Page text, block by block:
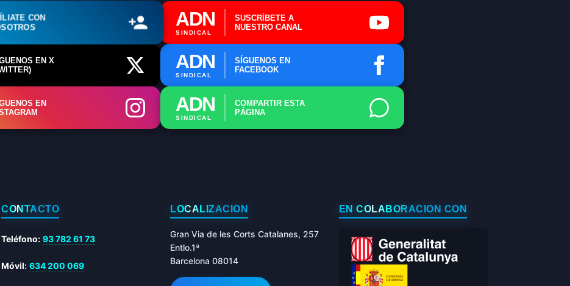
CON
ADN
SINDICAL
SUSCRÍBETE A
NUESTRO CANAL
EN X
ADN
SINDICAL
SÍGUENOS EN
FACEBOOK
EN
ADN
SINDICAL
COMPARTIR ESTA
PÁGINA
CONTACTO
Teléfono: 93 782 61 73
Móvil: 634 200 069
LOCALIZACIÓN
Gran Via de les Corts Catalanes, 257
Entlo.1ª
Barcelona 08014
EN COLABORACIÓN CON